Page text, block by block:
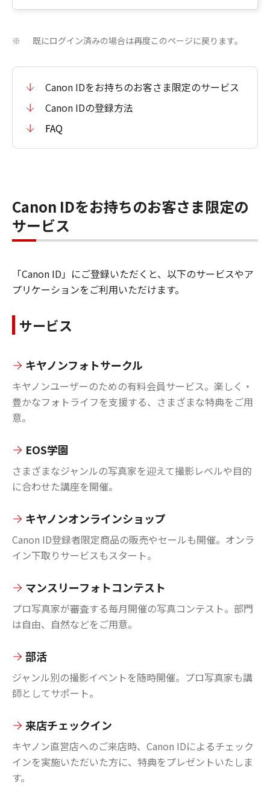
※ 既にログイン済みの場合は再度このページに戻ります。
Canon IDをお持ちのお客さま限定のサービス
Canon IDの登録方法
FAQ
Canon IDをお持ちのお客さま限定の
サービス
「Canon ID」にご登録いただくと、以下のサービスやア
プリケーションをご利用いただけます。
サービス
キヤノンフォトサークル
キヤノンユーザーのための有料会員サービス。楽しく・
豊かなフォトライフを支援する、さまざまな特典をご用
意。
EOS学園
さまざまなジャンルの写真家を迎えて撮影レベルや目的
に合わせた講座を開催。
キヤノンオンラインショップ
Canon ID登録者限定商品の販売やセールも開催。オンラ
イン下取りサービスもスタート。
マンスリーフォトコンテスト
プロ写真家が審査する毎月開催の写真コンテスト。部門
は自由、自然などをご用意。
部活
ジャンル別の撮影イベントを随時開催。プロ写真家も講
師としてサポート。
来店チェックイン
キヤノン直営店へのご来店時、Canon IDによるチェック
インを実施いただいた方に、特典をプレゼントいたしま
す。